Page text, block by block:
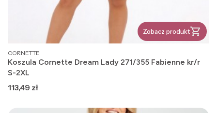
Zobacz produkt
PRODUCENT
CORNETTE
Koszula Cornette Dream Lady 271/355 Fabienne kr/r
S-2XL
Cena
113,49 zł